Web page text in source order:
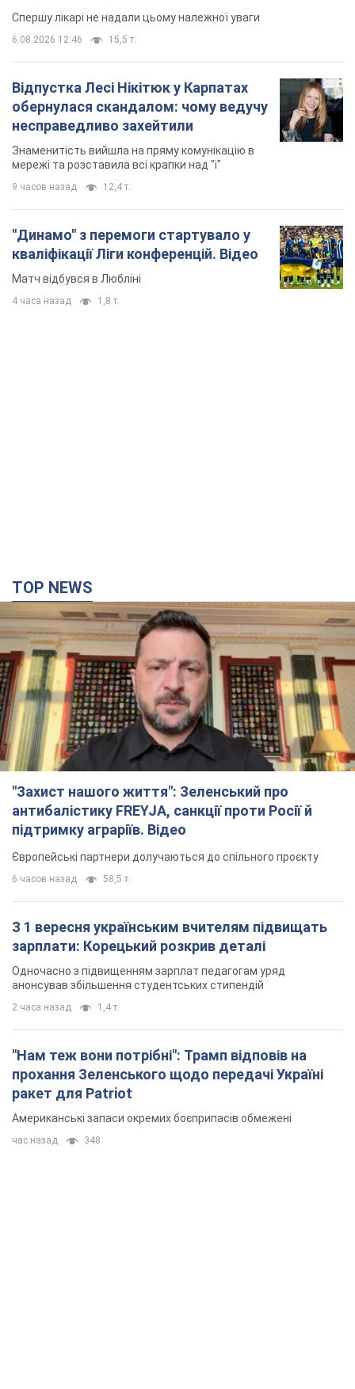
Спершу лікарі не надали цьому належної уваги
6.08.2026 12:46 15,5 т.
Відпустка Лесі Нікітюк у Карпатах
обернулася скандалом: чому ведучу
несправедливо захейтили
Знаменитість вийшла на пряму комунікацію в
мережі та розставила всі крапки над "і"
9 часов назад 12,4 т.
"Динамо" з перемоги стартувало у
кваліфікації Ліги конференцій. Відео
Матч відбувся в Любліні
4 часа назад 1,8 т.
TOP NEWS
"Захист нашого життя": Зеленський про
антибалістику FREYJA, санкції проти Росії й
підтримку аграріїв. Відео
Європейські партнери долучаються до спільного проєкту
6 часов назад 58,5 т.
З 1 вересня українським вчителям підвищать
зарплати: Корецький розкрив деталі
Одночасно з підвищенням зарплат педагогам уряд
анонсував збільшення студентських стипендій
2 часа назад 1,4 т.
"Нам теж вони потрібні": Трамп відповів на
прохання Зеленського щодо передачі Україні
ракет для Patriot
Американські запаси окремих боєприпасів обмежені
час назад 348